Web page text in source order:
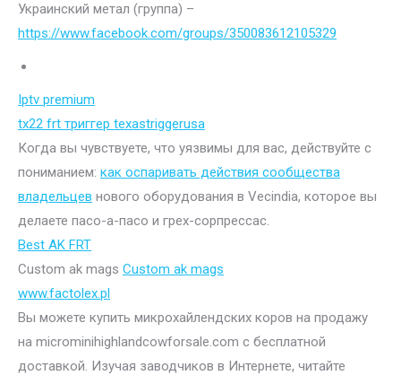
Украинский метал (группа) –
https://www.facebook.com/groups/350083612105329
Iptv premium
tx22 frt триггер texastriggerusa
Когда вы чувствуете, что уязвимы для вас, действуйте с
пониманием: как оспаривать действия сообщества
владельцев нового оборудования в Vecindia, которое вы
делаете пасо-а-пасо и грех-сорпрессас.
Best AK FRT
Custom ak mags Custom ak mags
www.factolex.pl
Вы можете купить микрохайлендских коров на продажу
на microminihighlandcowforsale.com с бесплатной
доставкой. Изучая заводчиков в Интернете, читайте